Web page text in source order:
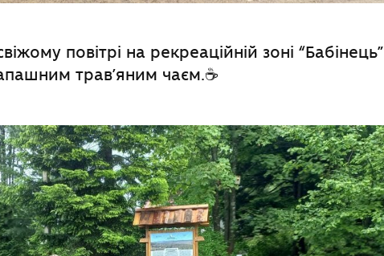
повітрі на рекреаційній зоні “Бабінець”
трав’яним чаєм.☕️